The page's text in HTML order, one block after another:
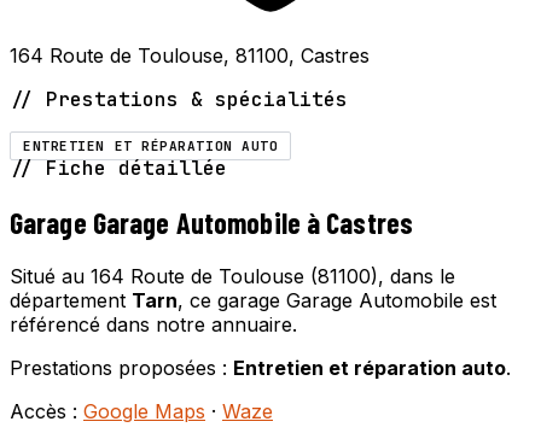
164 Route de Toulouse, 81100, Castres
// Prestations & spécialités
ENTRETIEN ET RÉPARATION AUTO
// Fiche détaillée
Garage Garage Automobile à Castres
Situé au 164 Route de Toulouse (81100), dans le
département Tarn, ce garage Garage Automobile est
référencé dans notre annuaire.
Prestations proposées : Entretien et réparation auto.
Accès : Google Maps · Waze